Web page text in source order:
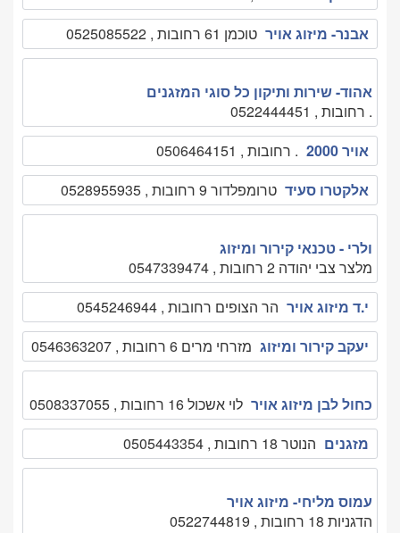
אבנר- מיזוג אויר טוכמן 61 רחובות , 0525085522
אהוד- שירות ותיקון כל סוגי המזגנים
. רחובות , 0522444451
אויר 2000
. רחובות , 0506464151
אלקטרו סעיד טרומפלדור 9 רחובות , 0528955935
ולרי - טכנאי קירור ומיזוג
מלצר צבי יהודה 2 רחובות , 0547339474
י.ד מיזוג אויר הר הצופים רחובות , 0545246944
יעקב קירור ומיזוג מזרחי מרים 6 רחובות , 0546363207
כחול לבן מיזוג אויר לוי אשכול 16 רחובות , 0508337055
מזגנים הנוטר 18 רחובות , 0505443354
עמוס מליחי- מיזוג אויר
הדגניות 18 רחובות , 0522744819